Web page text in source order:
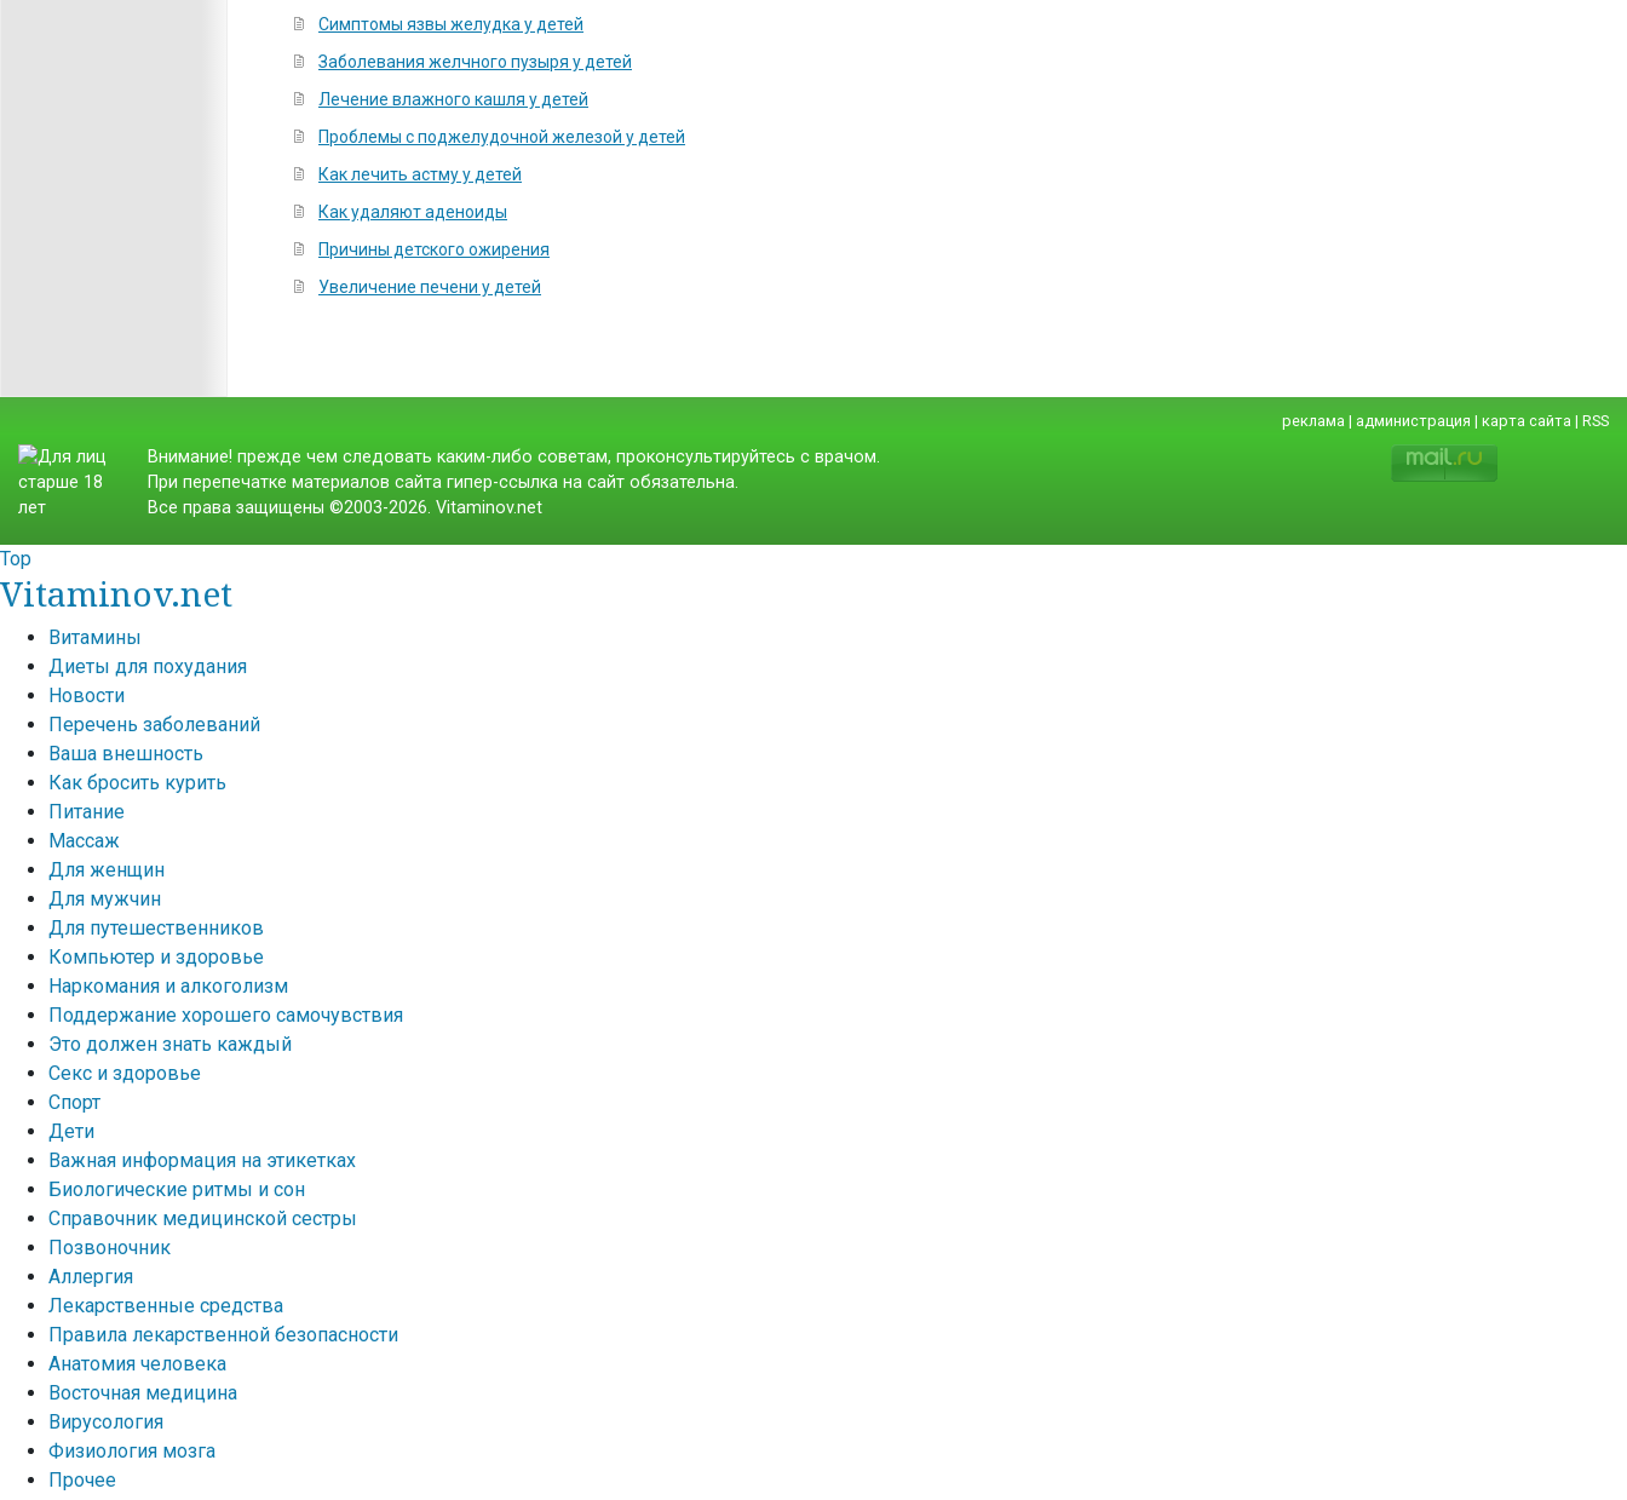
Симптомы язвы желудка у детей
Заболевания желчного пузыря у детей
Лечение влажного кашля у детей
Проблемы с поджелудочной железой у детей
Как лечить астму у детей
Как удаляют аденоиды
Причины детского ожирения
Увеличение печени у детей
реклама | администрация | карта сайта | RSS
Внимание! прежде чем следовать каким-либо советам, проконсультируйтесь с врачом.
При перепечатке материалов сайта гипер-ссылка на сайт обязательна.
Все права защищены ©2003-2026. Vitaminov.net
Top
Vitaminov.net
Витамины
Диеты для похудания
Новости
Перечень заболеваний
Ваша внешность
Как бросить курить
Питание
Массаж
Для женщин
Для мужчин
Для путешественников
Компьютер и здоровье
Наркомания и алкоголизм
Поддержание хорошего самочувствия
Это должен знать каждый
Секс и здоровье
Спорт
Дети
Важная информация на этикетках
Биологические ритмы и сон
Справочник медицинской сестры
Позвоночник
Аллергия
Лекарственные средства
Правила лекарственной безопасности
Aнатомия человека
Восточная медицина
Вирусология
Физиология мозга
Прочее